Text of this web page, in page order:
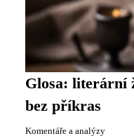
Glosa: literární
bez příkras
Komentáře a analýzy